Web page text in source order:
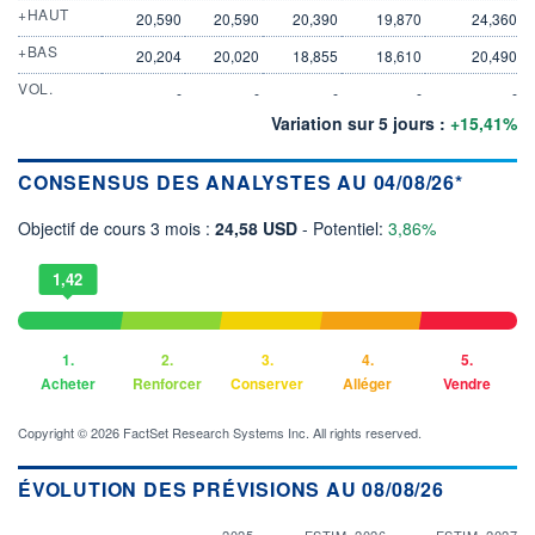
+HAUT
20,590 20,590 20,390 19,870
24,360
+BAS
20,204 20,020 18,855 18,610
20,490
VOL.
- - - - -
Variation sur 5 jours : +15,41%
CONSENSUS DES ANALYSTES AU 04/08/26*
Objectif de cours 3 mois : 24,58 USD - Potentiel: 3,86%
1,42
1.
Acheter
2.
Renforcer
3.
Conserver
4.
Alléger
5.
Vendre
Copyright © 2026 FactSet Research Systems Inc. All rights reserved.
ÉVOLUTION DES PRÉVISIONS AU 08/08/26